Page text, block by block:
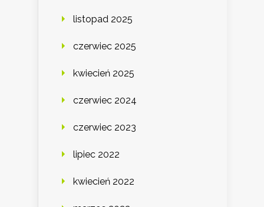
listopad 2025
czerwiec 2025
kwiecień 2025
czerwiec 2024
czerwiec 2023
lipiec 2022
kwiecień 2022